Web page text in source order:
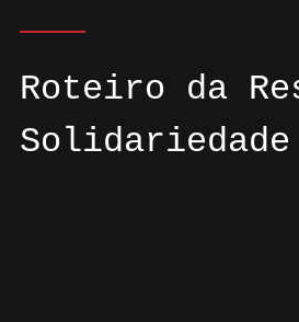
Roteiro da
Solidariedade